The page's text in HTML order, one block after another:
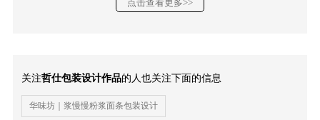
点击查看更多>>
关注哲仕包装设计作品的人也关注下面的信息
华味坊｜浆慢慢粉浆面条包装设计